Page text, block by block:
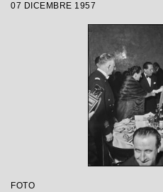
la regia di
quale è stata
lirica 1957-1958 del
07 DICEMBRE 1957
FOTO